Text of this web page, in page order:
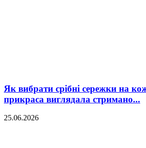
Як вибрати срібні сережки на
прикраса виглядала стримано...
25.06.2026